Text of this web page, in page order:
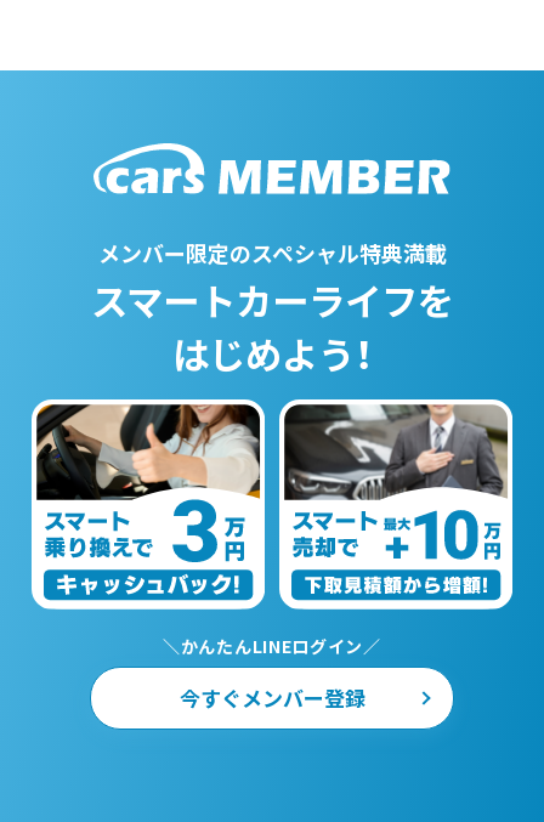
メンバー限定のスペシャル特典満載
スマートカーライフを
はじめよう！
＼かんたんLINEログイン／
今すぐメンバー登録